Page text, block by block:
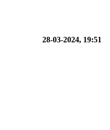
28-03-2024, 19:51